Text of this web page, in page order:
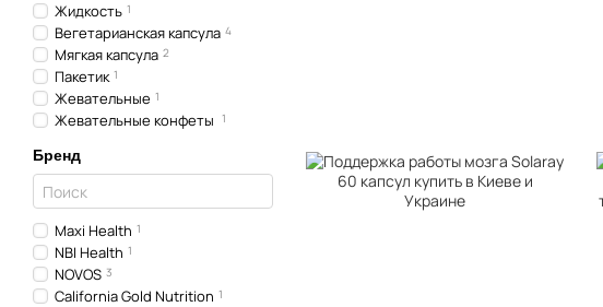
Жидкость 1
Вегетарианская капсула 4
Мягкая капсула 2
Пакетик 1
Жевательные 1
Жевательные конфеты 1
Бренд
Maxi Health 1
NBI Health 1
NOVOS 3
California Gold Nutrition 1